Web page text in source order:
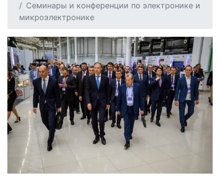
Семинары и конференции по электронике и
микроэлектронике